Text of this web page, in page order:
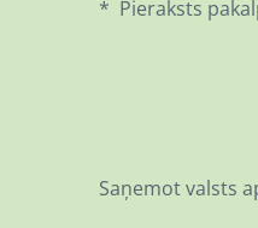
* Pieraksts
Saņemot valsts